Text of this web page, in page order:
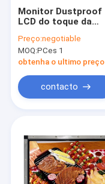
Monitor Dustproof
LCD do toque da
OEM/painel do diodo
emissor de luz 17
polegadas
Preço:negotiable
MOQ:PCes 1
obtenha o ultimo preço
contacto